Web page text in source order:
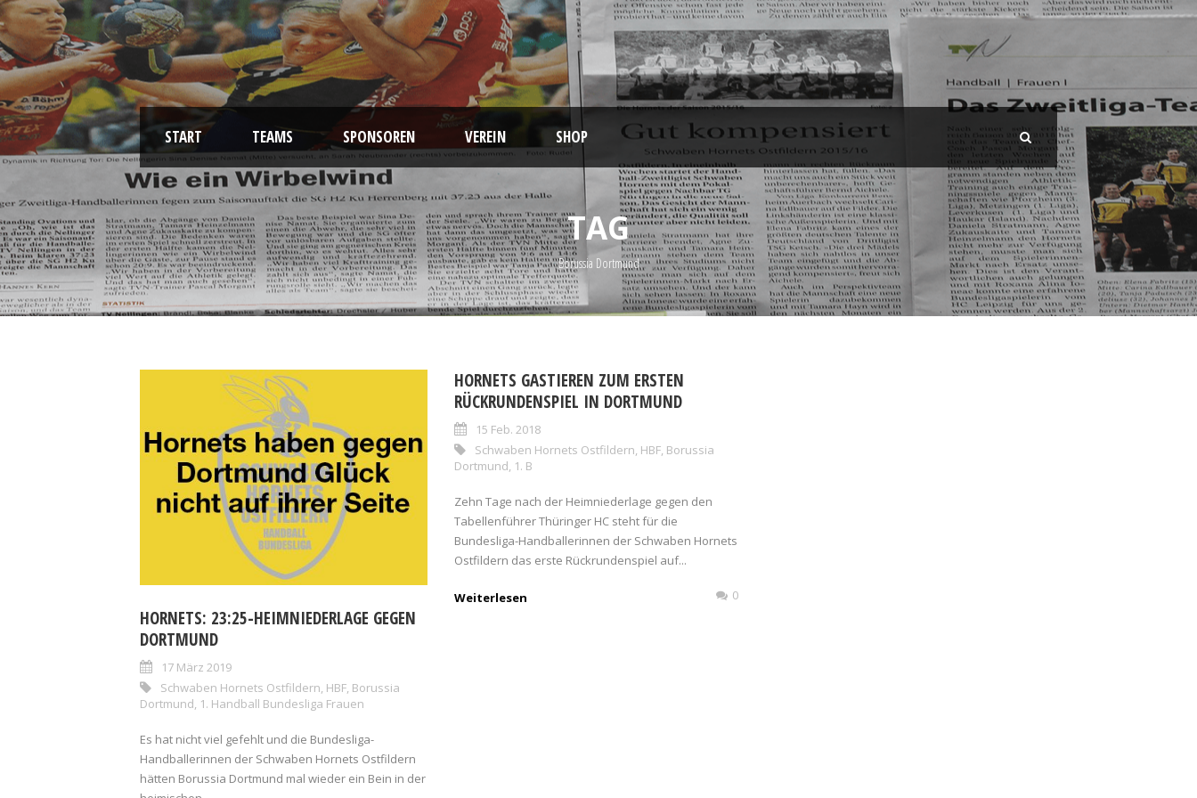
START TEAMS SPONSOREN VEREIN SHOP
TAG
Borussia Dortmund
HORNETS: 23:25-HEIMNIEDERLAGE GEGEN
DORTMUND
17 März 2019
Schwaben Hornets Ostfildern, HBF, Borussia
Dortmund, 1. Handball Bundesliga Frauen
Es hat nicht viel gefehlt und die Bundesliga-
Handballerinnen der Schwaben Hornets Ostfildern
hätten Borussia Dortmund mal wieder ein Bein in der
HORNETS GASTIEREN ZUM ERSTEN
RÜCKRUNDENSPIEL IN DORTMUND
15 Feb. 2018
Schwaben Hornets Ostfildern, HBF, Borussia
Dortmund, 1. B
Zehn Tage nach der Heimniederlage gegen den
Tabellenführer Thüringer HC steht für die
Bundesliga-Handballerinnen der Schwaben Hornets
Ostfildern das erste Rückrundenspiel auf...
Weiterlesen 0